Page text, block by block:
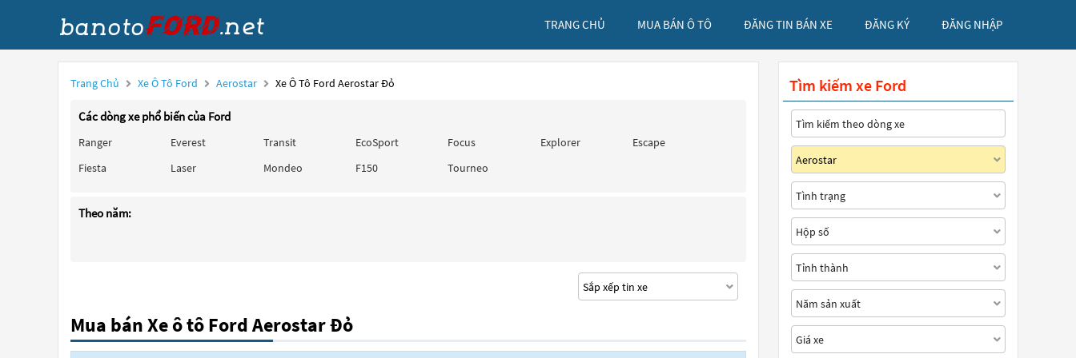
TRANG CHỦ MUA BÁN Ô TÔ ĐĂNG TIN BÁN XE ĐĂNG KÝ ĐĂNG NHẬP
Trang Chủ Xe Ô Tô Ford Aerostar Xe Ô Tô Ford Aerostar Đỏ
Các dòng xe phổ biến của Ford
Ranger Everest Transit EcoSport Focus Explorer
Escape
Fiesta
Laser Mondeo F150 Tourneo
Theo năm:
Mua bán Xe ô tô Ford Aerostar Đỏ
Tìm kiếm xe Ford